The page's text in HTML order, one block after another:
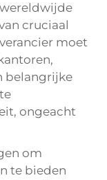
cruciaal
moet
belangrijke
ongeacht
om
te bieden